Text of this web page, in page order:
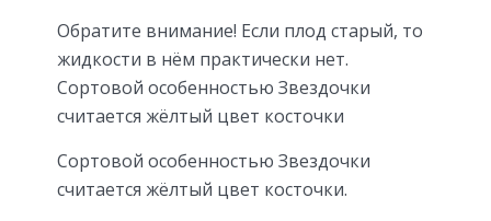
Обратите внимание! Если плод старый, то
жидкости в нём практически нет.
Сортовой особенностью Звездочки
считается жёлтый цвет косточки
Сортовой особенностью Звездочки
считается жёлтый цвет косточки.